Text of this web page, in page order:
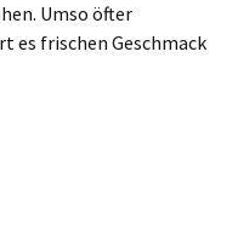
Umso öfter
es frischen Geschmack